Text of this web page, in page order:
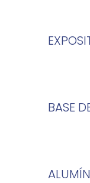
BASE